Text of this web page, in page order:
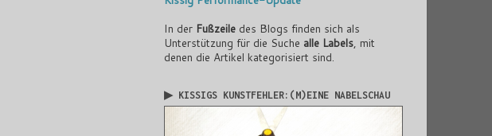
In der Fußzeile des Blogs finden sich als
Unterstützung für die Suche alle Labels , mit
denen die Artikel kategorisiert sind.
▶ KISSIGS KUNSTFEHLER:(M)EINE NABELSCHAU